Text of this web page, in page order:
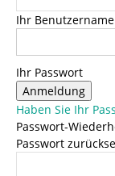
Ihr Benutzername
Ihr Passwort
Haben Sie Ihr
Passwort-
Passwort